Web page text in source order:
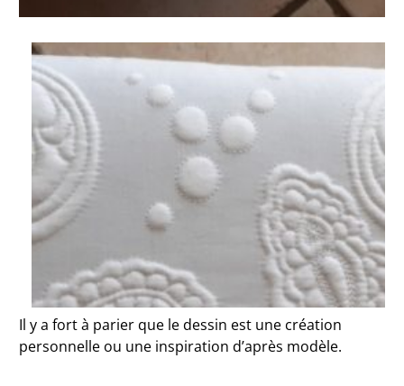
Il y a fort à parier que le dessin est une création
personnelle ou une inspiration d’après modèle.